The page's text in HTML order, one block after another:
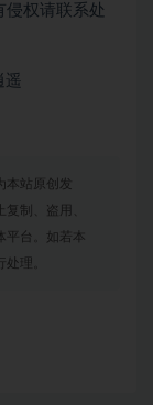
侵权请联系处
遥
本站原创发
制、盗用、
平台。如若本
理。